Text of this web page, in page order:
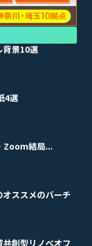
背景10選
4選
Zoom結局...
ススメのバーチ
創型リノベオフ